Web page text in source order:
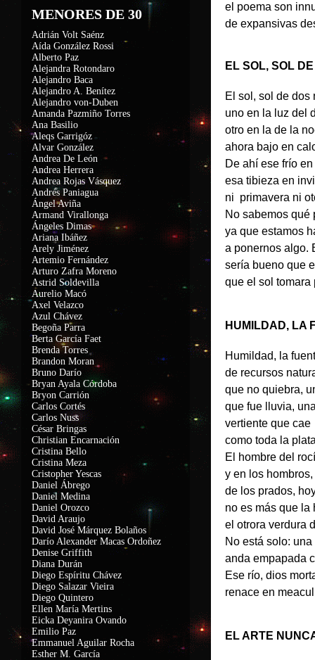
el poema son
de expansivas
EL SOL, SOL
El sol, sol de dos
uno en la luz del
otro en la de la
ahora bajo en
De ahí ese frío
esa tibieza en
ni primavera ni
No sabemos qué
ya que estamos
a ponernos algo.
sería bueno que
que el sol tomara
HUMILDAD, LA
Humildad, la
de recursos
que no quiebra,
que fue lluvia,
vertiente que cae
como toda la
El hombre del
y en los
de los prados,
no es más que la
el otrora verdura
No está solo:
anda empapada
Ese río, dios
renace en
EL ARTE
MENORES DE 30
Adrián Volt Saénz
Aída González Rossi
Alberto Paz
Alejandra Rotondaro
Alejandro Baca
Alejandro A. Benítez
Alejandro von-Duben
Amanda Pazmiño Torres
Ana Basilio
Aleqs Garrigóz
Alvar González
Andrea De León
Andrea Herrera
Andrea Rojas Vásquez
Andrés Paniagua
Ángel Aviña
Armand Virallonga
Ángeles Dimas
Ariana Ibáñez
Arely Jiménez
Artemio Fernández
Arturo Zafra Moreno
Astrid Soldevilla
Aurelio Macó
Axel Velazco
Azul Chávez
Begoña Parra
Berta García Faet
Brenda Torres
Brandon Moran
Bruno Darío
Bryan Ayala Córdoba
Bryon Carrión
Carlos Cortés
Carlos Nuss
César Bringas
Christian Encarnación
Cristina Bello
Cristina Meza
Cristopher Yescas
Daniel Ábrego
Daniel Medina
Daniel Orozco
David Araujo
David José Márquez Bolaños
Darío Alexander Macas Ordoñez
Denise Griffith
Diana Durán
Diego Espíritu Chávez
Diego Salazar Vieira
Diego Quintero
Ellen María Mertins
Eicka Deyanira Ovando
Emilio Paz
Emmanuel Aguilar Rocha
Esther M. García